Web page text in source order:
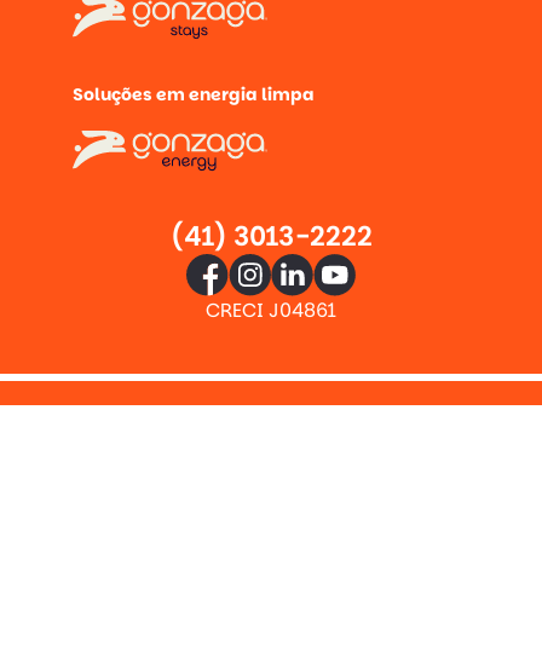
Soluções em energia limpa
(41) 3013-2222
CRECI J04861